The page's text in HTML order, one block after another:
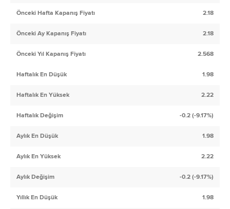
Önceki Hafta Kapanış Fiyatı 2.18
Önceki Ay Kapanış Fiyatı 2.18
Önceki Yıl Kapanış Fiyatı 2.568
Haftalık En Düşük 1.98
Haftalık En Yüksek 2.22
Haftalık Değişim -0.2 (-9.17%)
Aylık En Düşük 1.98
Aylık En Yüksek 2.22
Aylık Değişim -0.2 (-9.17%)
Yıllık En Düşük 1.98